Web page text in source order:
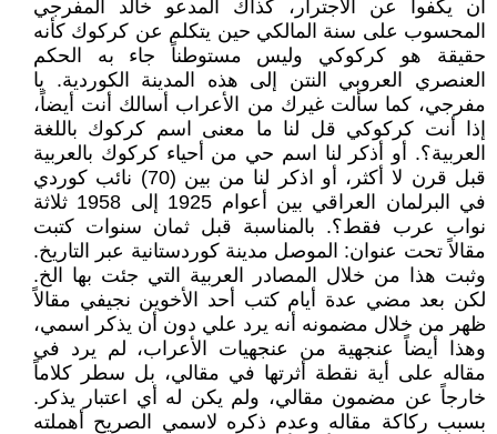
أن يكفوا عن الاجترار، كذاك المدعو خالد المفرجي
المحسوب على سنة المالكي حين يتكلم عن كركوك كأنه
حقيقة هو كركوكي وليس مستوطناً جاء به الحكم
العنصري العروبي النتن إلى هذه المدينة الكوردية. يا
مفرجي، كما سألت غيرك من الأعراب أسالك أنت أيضاً،
إذا أنت كركوكي قل لنا ما معنى اسم كركوك باللغة
العربية؟. أو أذكر لنا اسم حي من أحياء كركوك بالعربية
قبل قرن لا أكثر، أو اذكر لنا من بين (70) نائب كوردي
في البرلمان العراقي بين أعوام 1925 إلى 1958 ثلاثة
نواب عرب فقط؟. بالمناسبة قبل ثمان سنوات كتبت
مقالاً تحت عنوان: الموصل مدينة كوردستانية عبر التاريخ.
وثبت هذا من خلال المصادر العربية التي جئت بها الخ.
لكن بعد مضي عدة أيام كتب أحد الأخوين نجيفي مقالاً
ظهر من خلال مضمونه أنه يرد علي دون أن يذكر اسمي،
وهذا أيضاً عنجهية من عنجهيات الأعراب، لم يرد في
مقاله على أية نقطة أثرتها في مقالي، بل سطر كلاماً
خارجاً عن مضمون مقالي، ولم يكن له أي اعتبار يذكر.
بسبب ركاكة مقاله وعدم ذكره لاسمي الصريح أهملته